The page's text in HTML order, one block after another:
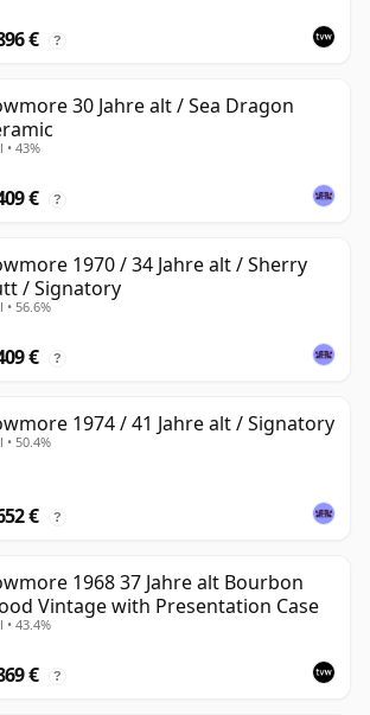
€ ?
30 Jahre alt / Sea Dragon
• 43%
€ ?
1970 / 34 Jahre alt / Sherry
/ Signatory
• 56.6%
€ ?
1974 / 41 Jahre alt / Signatory
• 50.4%
€ ?
1968 37 Jahre alt Bourbon
Vintage with Presentation Case
• 43.4%
€ ?